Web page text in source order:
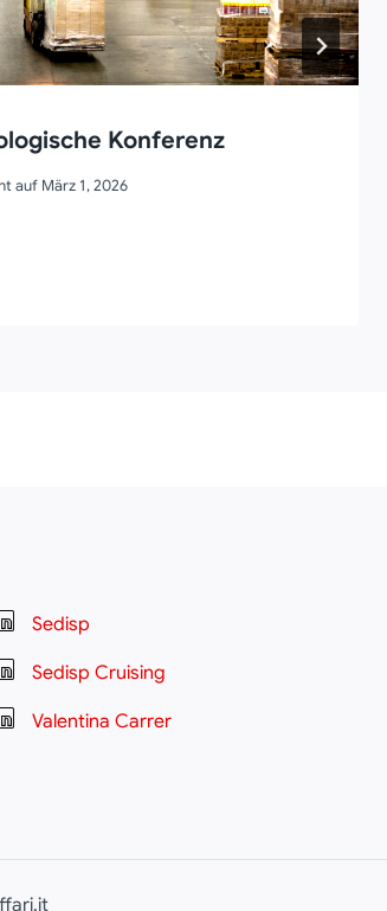
Konferenz
auf März 1, 2026
Sedisp
Sedisp Cruising
Valentina Carrer